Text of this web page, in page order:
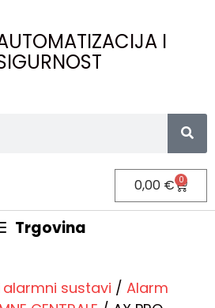
I
0,00 € 0
Trgovina
alarmni sustavi / Alarm